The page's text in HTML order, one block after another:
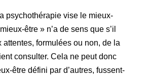
psychothérapie vise le mieux-
être » n’a de sens que s’il
attentes, formulées ou non, de la
consulter. Cela ne peut donc
être défini par d’autres, fussent-